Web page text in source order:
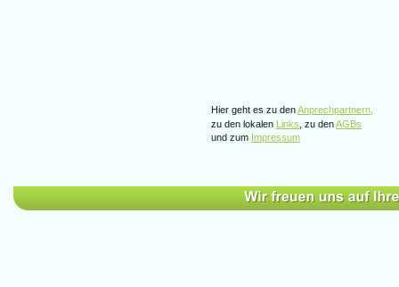
Hier geht es zu den Anprechpartnern,
zu den lokalen Links , zu den AGBs
und zum Impressum